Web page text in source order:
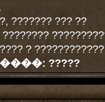
??????? ??? ??
?
?????